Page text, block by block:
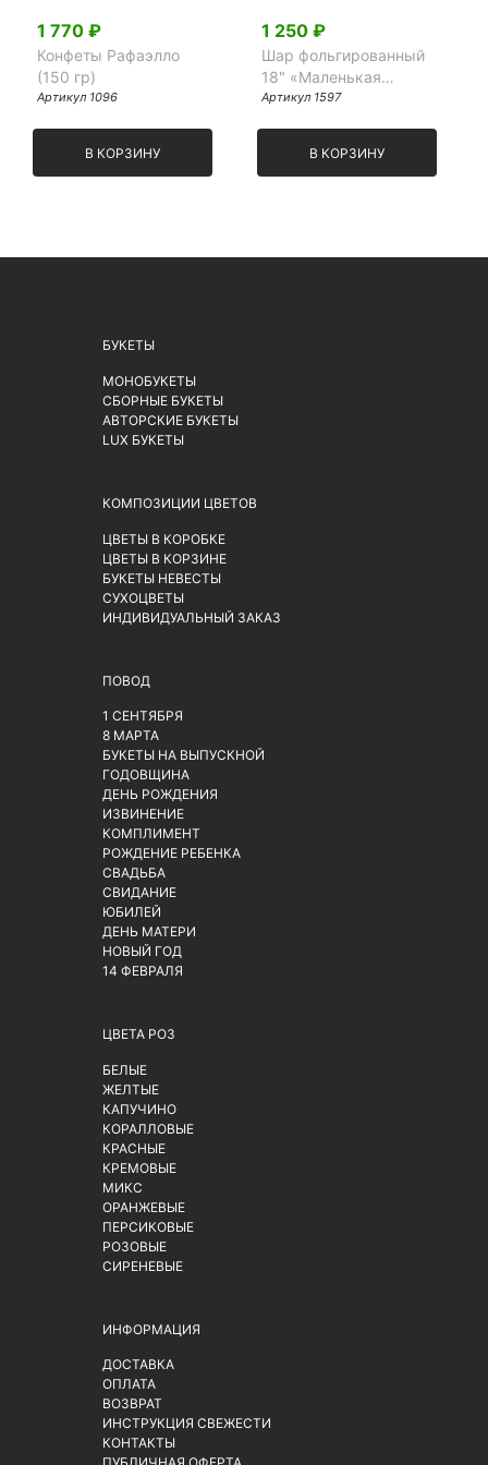
1 770 ₽
Конфеты Рафаэлло
(150 гр)
Артикул 1096
В КОРЗИНУ
1 250 ₽
Шар фольгированный
18" «Маленькая
принцесса»
Артикул 1597
В КОРЗИНУ
БУКЕТЫ
МОНОБУКЕТЫ
СБОРНЫЕ БУКЕТЫ
АВТОРСКИЕ БУКЕТЫ
LUX БУКЕТЫ
КОМПОЗИЦИИ ЦВЕТОВ
ЦВЕТЫ В КОРОБКЕ
ЦВЕТЫ В КОРЗИНЕ
БУКЕТЫ НЕВЕСТЫ
СУХОЦВЕТЫ
ИНДИВИДУАЛЬНЫЙ ЗАКАЗ
ПОВОД
1 СЕНТЯБРЯ
8 МАРТА
БУКЕТЫ НА ВЫПУСКНОЙ
ГОДОВЩИНА
ДЕНЬ РОЖДЕНИЯ
ИЗВИНЕНИЕ
КОМПЛИМЕНТ
РОЖДЕНИЕ РЕБЕНКА
СВАДЬБА
СВИДАНИЕ
ЮБИЛЕЙ
ДЕНЬ МАТЕРИ
НОВЫЙ ГОД
14 ФЕВРАЛЯ
ЦВЕТА РОЗ
БЕЛЫЕ
ЖЕЛТЫЕ
КАПУЧИНО
КОРАЛЛОВЫЕ
КРАСНЫЕ
КРЕМОВЫЕ
МИКС
ОРАНЖЕВЫЕ
ПЕРСИКОВЫЕ
РОЗОВЫЕ
СИРЕНЕВЫЕ
ИНФОРМАЦИЯ
ДОСТАВКА
ОПЛАТА
ВОЗВРАТ
ИНСТРУКЦИЯ СВЕЖЕСТИ
КОНТАКТЫ